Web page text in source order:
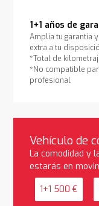
1+1 años de
Amplía tu garantía
extra a tu
*Total de
*No compatible
profesional
Vehículo de
La comodidad y
estarás en
1+1 500 €